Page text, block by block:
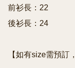
前衫長：22
後衫長：24